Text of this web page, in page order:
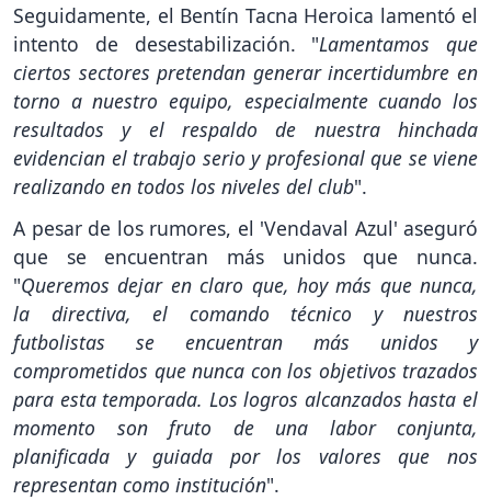
Seguidamente, el Bentín Tacna Heroica lamentó el
intento de desestabilización. "Lamentamos que
ciertos sectores pretendan generar incertidumbre en
torno a nuestro equipo, especialmente cuando los
resultados y el respaldo de nuestra hinchada
evidencian el trabajo serio y profesional que se viene
realizando en todos los niveles del club".
A pesar de los rumores, el 'Vendaval Azul' aseguró
que se encuentran más unidos que nunca.
"Queremos dejar en claro que, hoy más que nunca,
la directiva, el comando técnico y nuestros
futbolistas se encuentran más unidos y
comprometidos que nunca con los objetivos trazados
para esta temporada. Los logros alcanzados hasta el
momento son fruto de una labor conjunta,
planificada y guiada por los valores que nos
representan como institución".